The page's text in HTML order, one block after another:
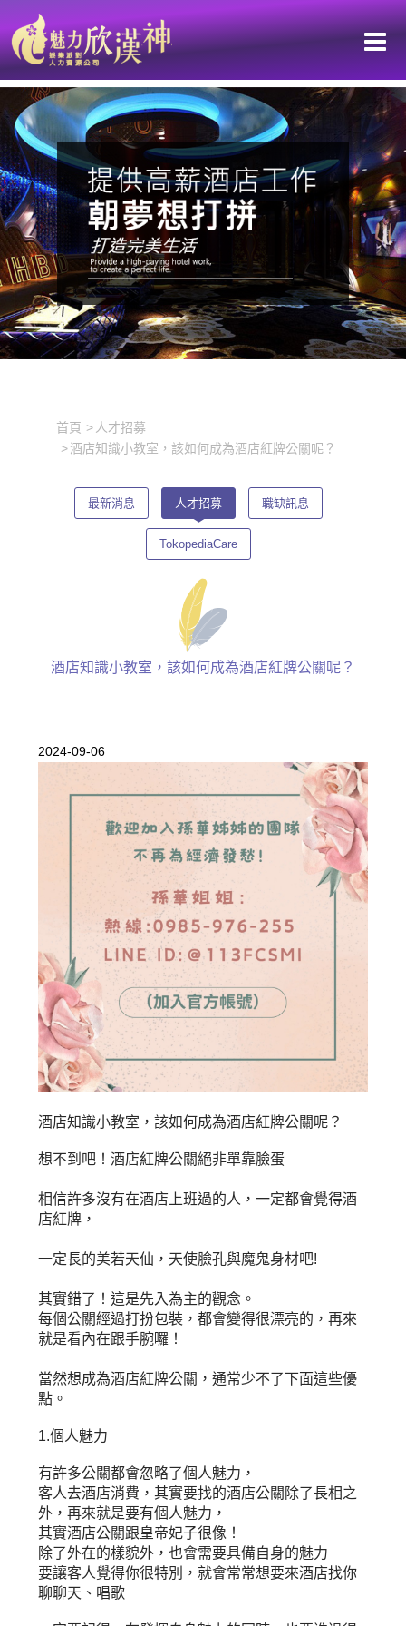
首頁
人才招募
酒店知識小教室，該如何成為酒店紅牌公關呢？
最新消息 人才招募 職缺訊息
TokopediaCare
酒店知識小教室，該如何成為酒店紅牌公關呢？
2024-09-06
酒店知識小教室，該如何成為酒店紅牌公關呢？
想不到吧！酒店紅牌公關絕非單靠臉蛋
相信許多沒有在酒店上班過的人，一定都會覺得酒
店紅牌，
一定長的美若天仙，天使臉孔與魔鬼身材吧!
其實錯了！這是先入為主的觀念。
每個公關經過打扮包裝，都會變得很漂亮的，再來
就是看內在跟手腕囉！
當然想成為酒店紅牌公關，通常少不了下面這些優
點。
1.個人魅力
有許多公關都會忽略了個人魅力，
客人去酒店消費，其實要找的酒店公關除了長相之
外，再來就是要有個人魅力，
其實酒店公關跟皇帝妃子很像！
除了外在的樣貌外，也會需要具備自身的魅力
要讓客人覺得你很特別，就會常常想要來酒店找你
聊聊天、唱歌